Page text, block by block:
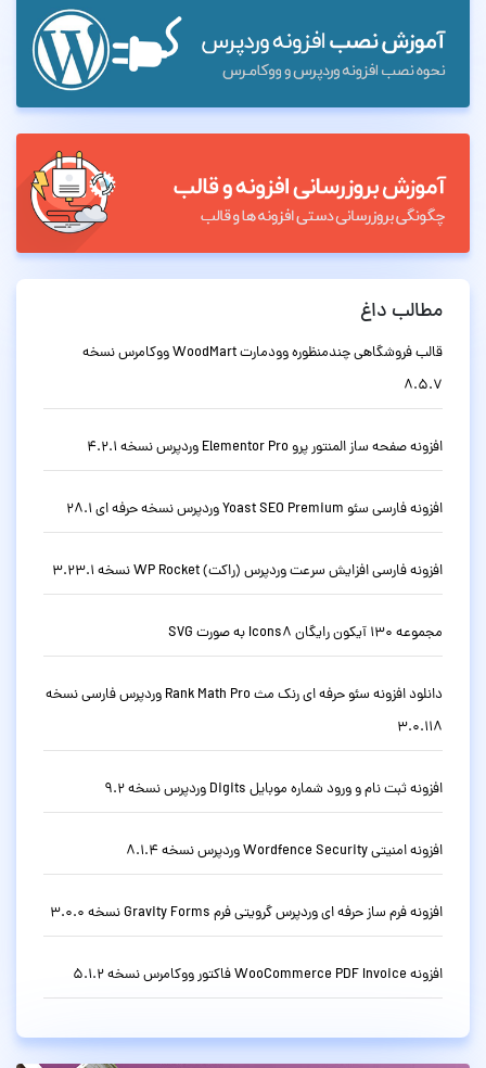
مطالب داغ
قالب فروشگاهی چندمنظوره وودمارت WoodMart ووکامرس نسخه
8.5.7
افزونه صفحه ساز المنتور پرو Elementor Pro وردپرس نسخه 4.2.1
افزونه فارسی سئو Yoast SEO Premium وردپرس نسخه حرفه ای 28.1
افزونه فارسی افزایش سرعت وردپرس (راکت) WP Rocket نسخه 3.23.1
مجموعه 130 آیکون رایگان Icons8 به صورت SVG
دانلود افزونه سئو حرفه ای رنک مث Rank Math Pro وردپرس فارسی نسخه
3.0.118
افزونه ثبت نام و ورود شماره موبایل Digits وردپرس نسخه 9.2
افزونه امنیتی Wordfence Security وردپرس نسخه 8.1.4
افزونه فرم ساز حرفه ای وردپرس گرویتی فرم Gravity Forms نسخه 3.0.0
افزونه WooCommerce PDF Invoice فاکتور ووکامرس نسخه 5.1.2